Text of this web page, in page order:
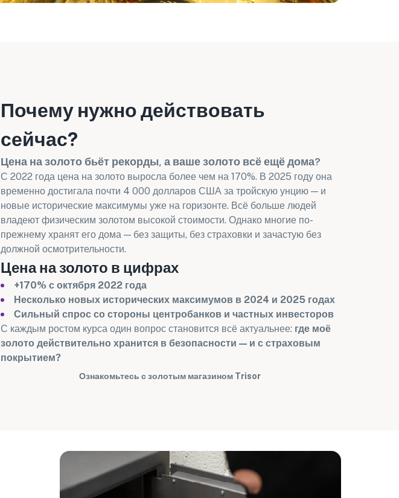
Почему нужно действовать
сейчас?
Цена на золото бьёт рекорды, а ваше золото всё ещё дома?
С 2022 года цена на золото выросла более чем на 170%. В 2025 году она
временно достигала почти 4 000 долларов США за тройскую унцию — и
новые исторические максимумы уже на горизонте. Всё больше людей
владеют физическим золотом высокой стоимости. Однако многие по-
прежнему хранят его дома — без защиты, без страховки и зачастую без
должной осмотрительности.
Цена на золото в цифрах
+170% с октября 2022 года
Несколько новых исторических максимумов в 2024 и 2025 годах
Сильный спрос со стороны центробанков и частных инвесторов
С каждым ростом курса один вопрос становится всё актуальнее: где моё
золото действительно хранится в безопасности — и с страховым
покрытием?
Ознакомьтесь с золотым магазином Trisor